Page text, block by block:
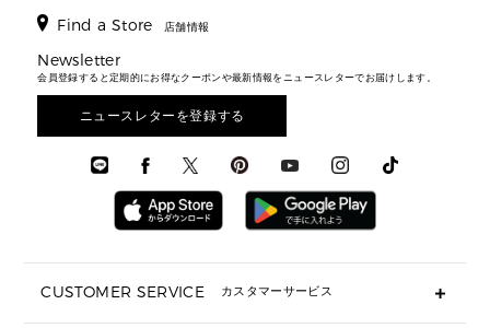
ウェア
アクセサリー
アクセサリー
メンズ バッグ
メンズ 財布・小物
メンズ シューズ
メンズ ウェア
メンズ 時計・その他
▶ メンズすべて
メンズ財布・小物
メンズアクセサリー
メンズウェア
トラベル
3 IN 1 / 2 IN 1 バッグ
▶ メンズすべて
▶ メンズすべて
▶ メンズすべて
▶ メンズすべて
▶ バッグすべて
通勤・通学アイテム
3 IN 1 バッグ
ミニ財布・フラグメントケース
▶ 小物すべて
財布・小物
時計・ジュエリー
アクセサリー
エディターレビュー
Find a Store 店舗情報
Newsletter
会員登録すると定期的にお得なクーポンや最新情報をニュースレターでお届けします。
ニュースレターを登録する
CUSTOMER SERVICE カスタマーサービス